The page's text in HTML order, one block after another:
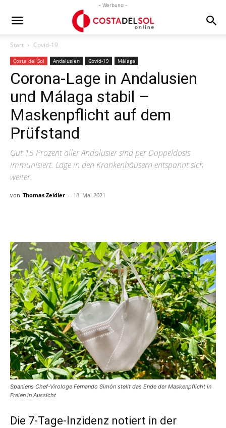
- Werbung -
Start Covid-19
Costa del Sol Andalusien Covid-19 Málaga
Corona-Lage in Andalusien
und Málaga stabil –
Maskenpflicht auf dem
Prüfstand
Gut 15 Prozent aller Andalusier sind per Doppeldosis
immunisiert. Lage in den Krankenhäusern entspannt sich
weiter.
von Thomas Zeidler - 18. Mai 2021
Spaniens Chef-Virologe Fernando Simón stellt das Ende der Maskenpflicht in
Freien in Aussicht
Die 7-Tage-Inzidenz notiert in der